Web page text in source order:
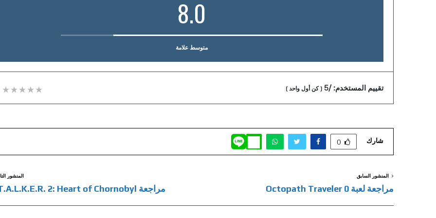
8.0
متوسط علامة
تقييم المستخدم:/5
(كن أول واحد )
شارك 0
المنشور السابق
مراجعة لعبة Octopath Traveler 0
المنشور
مراجعة S.T.A.L.K.E.R. 2: Heart of Chornobyl